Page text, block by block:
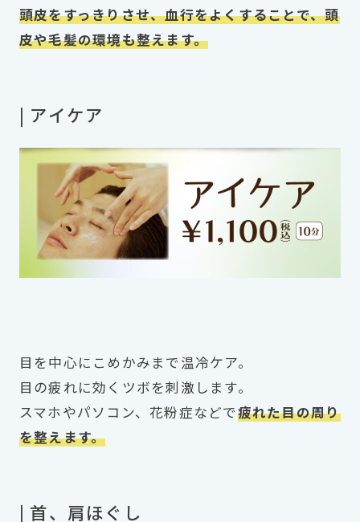
頭皮をすっきりさせ、血行をよくすることで、頭
皮や毛髪の環境も整えます。
| アイケア
目を中心にこめかみまで温冷ケア。
目の疲れに効くツボを刺激します。
スマホやパソコン、花粉症などで疲れた目の周り
を整えます。
| 首、肩ほぐし